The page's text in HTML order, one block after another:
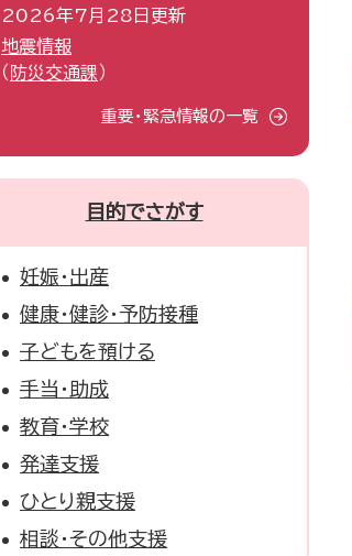
2026年7月28日更新
地震情報
防災交通課
重要・緊急情報の一覧
目的でさがす
妊娠・出産
健康・健診・予防接種
子どもを預ける
手当・助成
教育・学校
発達支援
ひとり親支援
相談・その他支援